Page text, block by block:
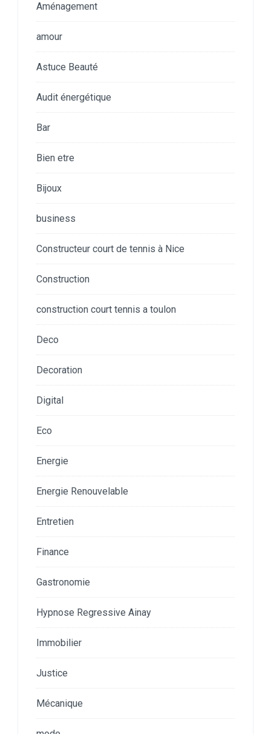
Aménagement
amour
Astuce Beauté
Audit énergétique
Bar
Bien etre
Bijoux
business
Constructeur court de tennis à Nice
Construction
construction court tennis a toulon
Deco
Decoration
Digital
Eco
Energie
Energie Renouvelable
Entretien
Finance
Gastronomie
Hypnose Regressive Ainay
Immobilier
Justice
Mécanique